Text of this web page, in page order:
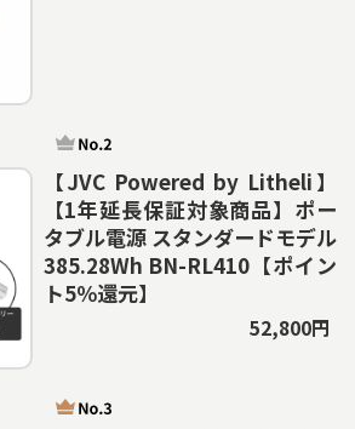
【JVC Powered by Litheli】
【1年延長保証対象商品】ポー
タブル電源 スタンダードモデル
385.28Wh BN-RL410【ポイン
ト5％還元】
52,800円